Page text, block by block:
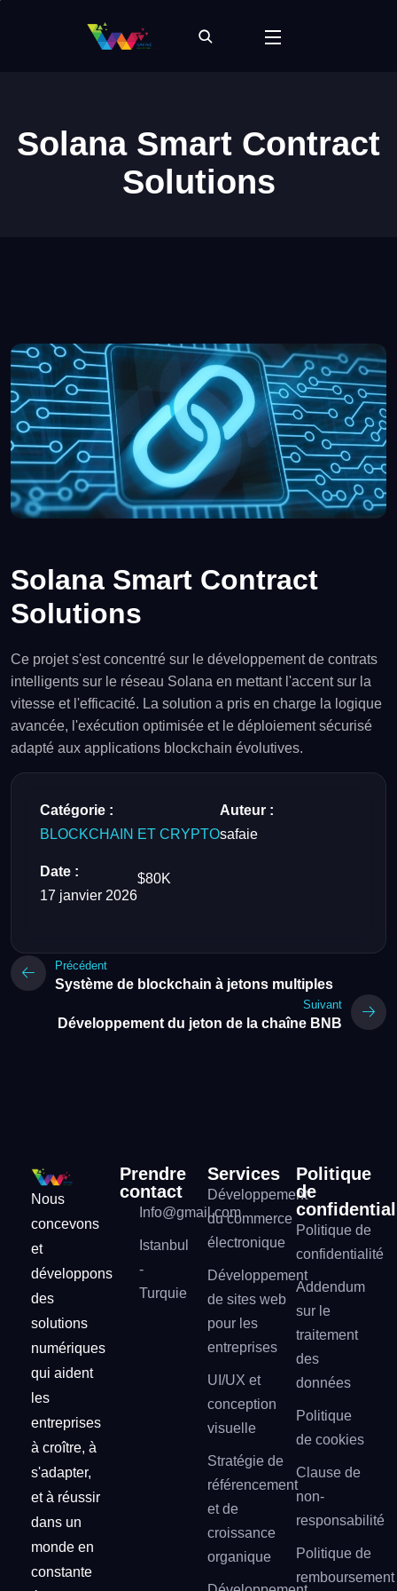
Solana Smart Contract
Solutions
Solana Smart Contract
Solutions
Ce projet s'est concentré sur le développement de contrats
intelligents sur le réseau Solana en mettant l'accent sur la
vitesse et l'efficacité. La solution a pris en charge la logique
avancée, l'exécution optimisée et le déploiement sécurisé
adapté aux applications blockchain évolutives.
Catégorie :
BLOCKCHAIN ET CRYPTO
Auteur :
safaie
Date :
17 janvier 2026
$80K
Précédent
Système de blockchain à jetons multiples
Suivant
Développement du jeton de la chaîne BNB
Nous
concevons
et
développons
des
solutions
numériques
qui aident
les
entreprises
à croître, à
s'adapter,
et à réussir
dans un
monde en
constante
Prendre
contact
Info@gmail.com
Istanbul
-
Turquie
Services
Développement
du commerce
électronique
Développement
de sites web
pour les
entreprises
UI/UX et
conception
visuelle
Stratégie de
référencement
et de
croissance
organique
Politique
de
Politique de
confidentialité
Addendum
sur le
traitement
des
données
Politique
de cookies
Clause de
non-
responsabilité
Politique de
remboursement